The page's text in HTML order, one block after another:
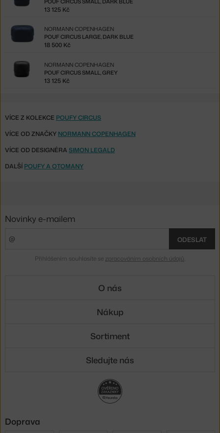
13 125 Kč
POUF CIRCUS LARGE, DARK BLUE
NORMANN COPENHAGEN
18 500 Kč
POUF CIRCUS SMALL, GREY
NORMANN COPENHAGEN
13 125 Kč
VÍCE Z KOLEKCE POUFY CIRCUS
VÍCE OD ZNAČKY NORMANN COPENHAGEN
VÍCE OD DESIGNÉRA SIMON LEGALD
DALŠÍ POUFY A OTOMANY
Novinky e-mailem
ODESLAT
Přihlášením souhlasíte se zpracováním osobních údajů
O nás
Nákup
Sortiment
Sledujte nás
Doprava